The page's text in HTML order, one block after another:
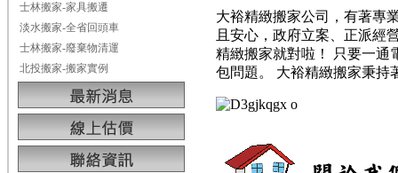
士林搬家-家具搬遷
淡水搬家-全省回頭車
士林搬家-廢棄物清運
北投搬家-搬家實例
大裕精緻搬家公司，有著專
且安心，政府立案、正派經
精緻搬家就對啦！ 只要一通
包問題。 大裕精緻搬家秉持